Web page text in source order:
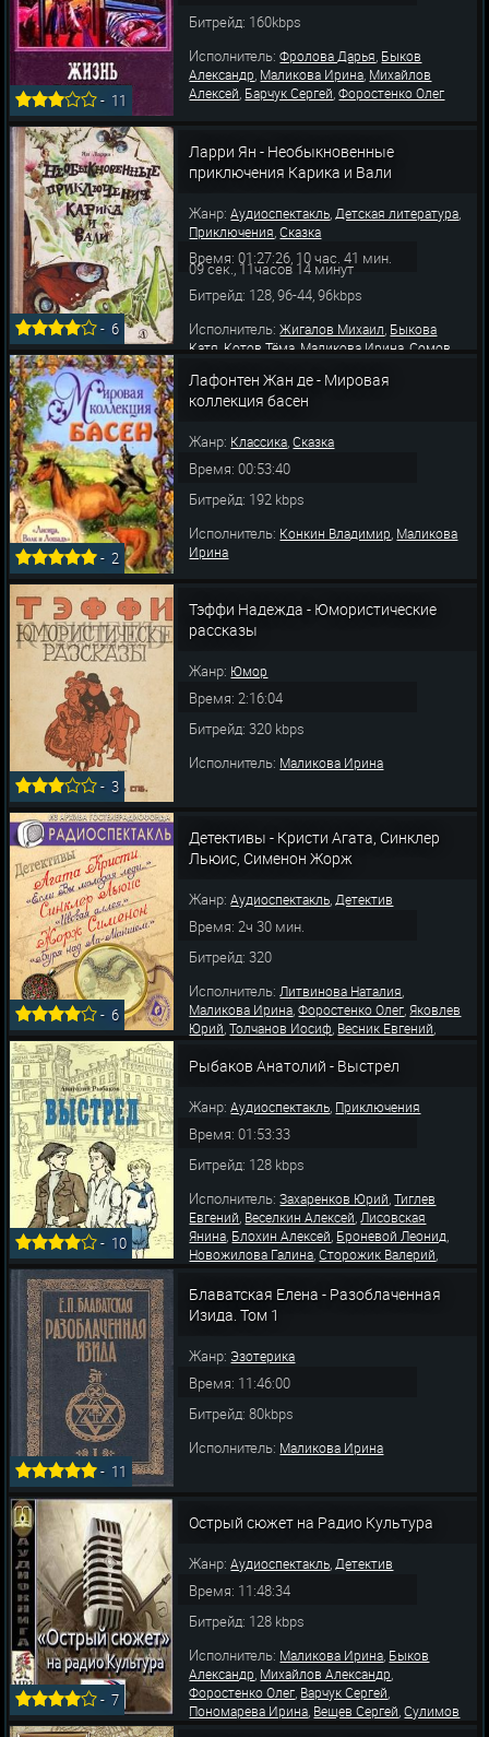
- 11
Битрейд: 160kbps
Исполнитель:Фролова Дарья, Быков
Александр, Маликова Ирина, Михайлов
Алексей, Барчук Сергей,Форостенко Олег
-6
Ларри Ян - Необыкновенные
приключения Карика и Вали
Жанр:Аудиоспектакль,Детская литература,
Приключения,Сказка
Время: 01:27:26, 10 час. 41 мин.
09 сек., 11часов 14 минут
Битрейд: 128, 96-44, 96kbps
Исполнитель:Жигалов Михаил, Быкова
Катя Котов Тёма Маликова Ирина ,Сомов
-2
Лафонтен Жан де - Мировая
коллекция басен
Жанр: Классика,Сказка
Время: 00:53:40
Битрейд: 192 kbps
Исполнитель: Конкин Владимир, Маликова
Ирина
-3
Тэффи Надежда - Юмористические
рассказы
Жанр: Юмор
Время: 2:16:04
Битрейд: 320 kbps
Исполнитель: Маликова Ирина
-6
Детективы - Кристи Агата, Синклер
Льюис, Сименон Жорж
Жанр:Аудиоспектакль,Детектив
Время: 2ч 30 мин.
Битрейд: 320
Исполнитель:Литвинова Наталия,
Маликова Ирина,Форостенко Олег,Яковлев
Юрий,Толчанов Иосиф, Весник Евгений,
- 10
Рыбаков Анатолий - Выстрел
Жанр:Аудиоспектакль, Приключения
Время: 01:53:33
Битрейд: 128 kbps
Исполнитель:Захаренков Юрий,Тиглев
Евгений, Веселкин Алексей,Лисовская
Янина, Блохин Алексей, Броневой Леонид,
Новожилова Галина,Сторожик Валерий,
Михаил,Шурупов Владимир,Аксюта
Татьяна ,Данчевский Евгений
- 11
Блаватская Елена - Разоблаченная
Изида. Том 1
Жанр: Эзотерика
Время: 11:46:00
Битрейд: 80kbps
Исполнитель: Маликова Ирина
-7
Острый сюжет на Радио Культура
Жанр:Аудиоспектакль,Детектив
Время: 11:48:34
Битрейд: 128 kbps
Исполнитель: Маликова Ирина, Быков
Александр, Михайлов Александр,
Форостенко Олег, Варчук Сергей,
Пономарева Ирина, Вещев Сергей,Сулимов